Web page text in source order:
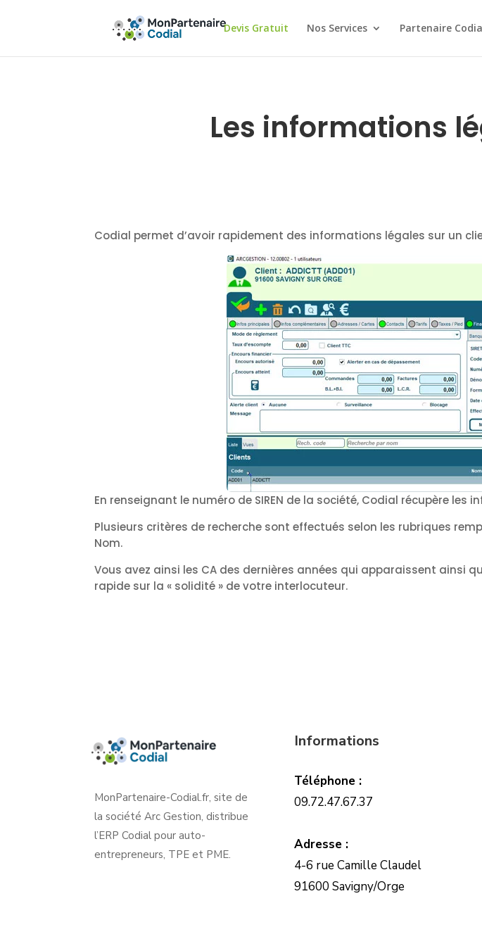
Devis Gratuit Nos Services Partenaire
Les informations
Codial permet d’avoir rapidement des informations légales sur un
En renseignant le numéro de SIREN de la société, Codial récupère les
Plusieurs critères de recherche sont effectués selon les rubriques
Nom.
Vous avez ainsi les CA des dernières années qui apparaissent ainsi
rapide sur la « solidité » de votre interlocuteur.
MonPartenaire-Codial.fr, site de
la société Arc Gestion, distribue
l’ERP Codial pour auto-
entrepreneurs, TPE et PME.
Informations
Téléphone :
09.72.47.67.37
Adresse :
4-6 rue Camille Claudel
91600 Savigny/Orge